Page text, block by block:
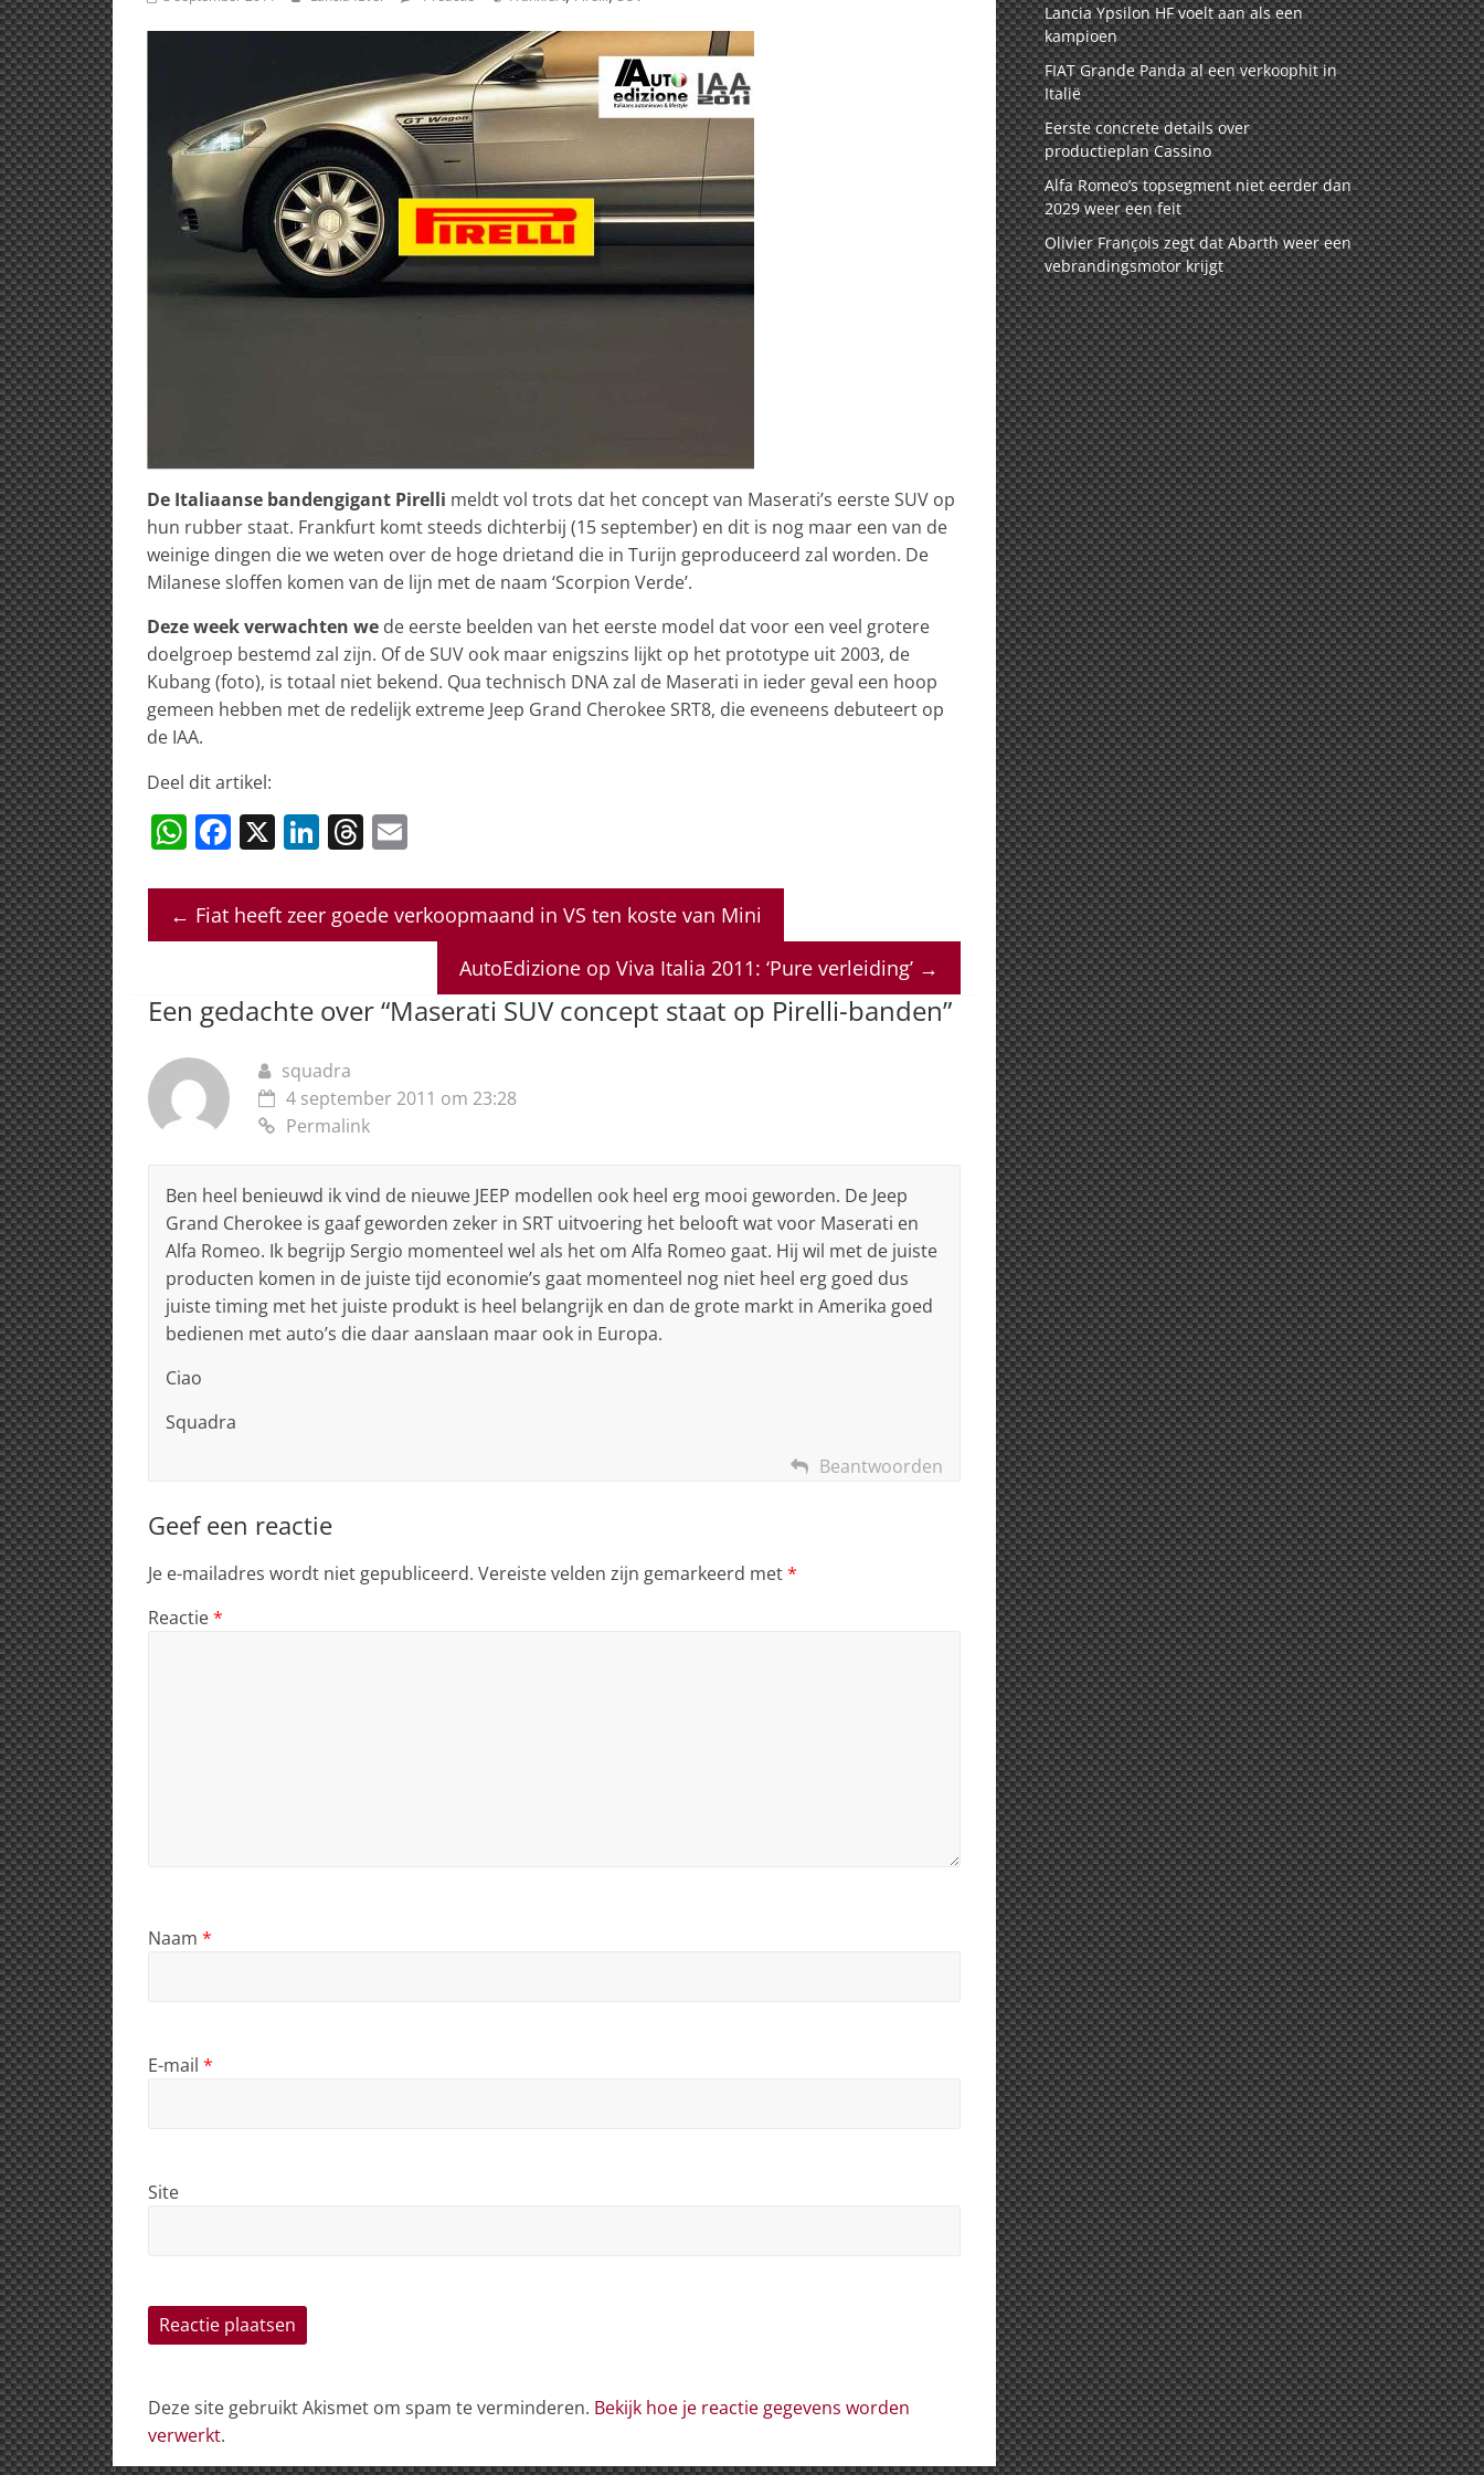
De Italiaanse bandengigant Pirelli meldt vol trots dat het concept van Maserati’s eerste SUV op
hun rubber staat. Frankfurt komt steeds dichterbij (15 september) en dit is nog maar een van de
weinige dingen die we weten over de hoge drietand die in Turijn geproduceerd zal worden. De
Milanese sloffen komen van de lijn met de naam ‘Scorpion Verde’.
Deze week verwachten we de eerste beelden van het eerste model dat voor een veel grotere
doelgroep bestemd zal zijn. Of de SUV ook maar enigszins lijkt op het prototype uit 2003, de
Kubang (foto), is totaal niet bekend. Qua technisch DNA zal de Maserati in ieder geval een hoop
gemeen hebben met de redelijk extreme Jeep Grand Cherokee SRT8, die eveneens debuteert op
de IAA.
Deel dit artikel:
W
at
s
p
p
F
c
e
o
X Li
k
e
n
T
re
a
s
ai
l
← Fiat heeft zeer goede verkoopmaand in VS ten koste van Mini
AutoEdizione op Viva Italia 2011: ‘Pure verleiding’ →
Een gedachte over “Maserati SUV concept staat op Pirelli-banden”
squadra
4 september 2011 om 23:28
Permalink
Ben heel benieuwd ik vind de nieuwe JEEP modellen ook heel erg mooi geworden. De Jeep
Grand Cherokee is gaaf geworden zeker in SRT uitvoering het belooft wat voor Maserati en
Alfa Romeo. Ik begrijp Sergio momenteel wel als het om Alfa Romeo gaat. Hij wil met de juiste
producten komen in de juiste tijd economie’s gaat momenteel nog niet heel erg goed dus
juiste timing met het juiste produkt is heel belangrijk en dan de grote markt in Amerika goed
bedienen met auto’s die daar aanslaan maar ook in Europa.
Ciao
Squadra
Beantwoorden
Geef een reactie
Je e-mailadres wordt niet gepubliceerd. Vereiste velden zijn gemarkeerd met*
Reactie*
Naam *
E-mail *
Site
Deze site gebruikt Akismet om spam te verminderen. Bekijk hoe je reactie gegevens worden
verwerkt.
Lancia Ypsilon HF voelt aan als een
kampioen
FIAT Grande Panda al een verkoophit in
Italië
Eerste concrete details over
productieplan Cassino
Alfa Romeo’s topsegment niet eerder dan
2029 weer een feit
Olivier François zegt dat Abarth weer een
vebrandingsmotor krijgt